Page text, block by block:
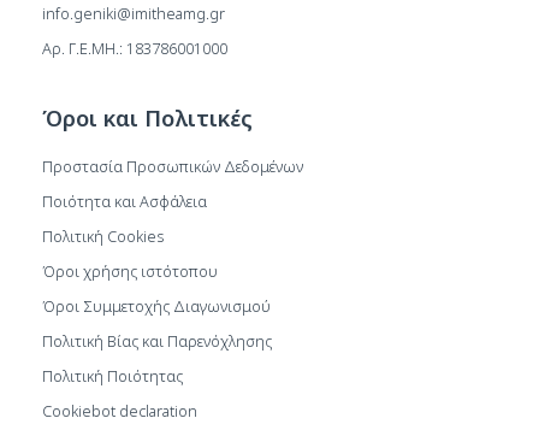
info.geniki@imitheamg.gr
Αρ. Γ.Ε.ΜΗ.: 183786001000
Όροι και Πολιτικές
Προστασία Προσωπικών Δεδομένων
Ποιότητα και Ασφάλεια
Πολιτική Cookies
Όροι χρήσης ιστότοπου
Όροι Συμμετοχής Διαγωνισμού
Πολιτική Βίας και Παρενόχλησης
Πολιτική Ποιότητας
Cookiebot declaration